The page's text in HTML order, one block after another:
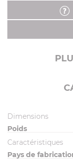
Dimensions
Poids
Caractéristiques
Pays de